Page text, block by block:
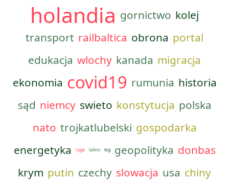
holandia gornictwo kolej
transport railbaltica obrona portal
edukacja wlochy kanada migracja
ekonomia covid19 rumunia historia
sąd niemcy swieto konstytucja polska
nato trojkatlubelski gospodarka
energetyka
ryga talinn tcg geopolityka donbas
krym putin czechy slowacja usa chiny